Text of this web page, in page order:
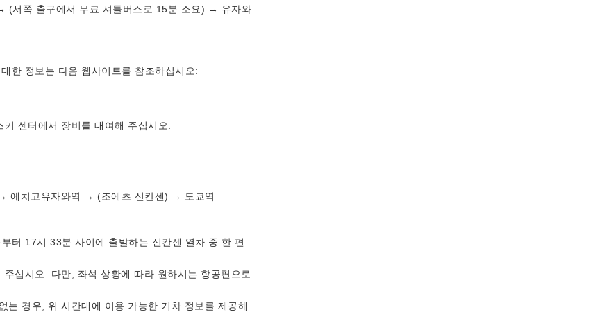
서쪽 출구에서 무료 셔틀버스로 15분 소요) → 유자와
한 정보는 다음 웹사이트를 참조하십시오:
센터에서 장비를 대여해 주십시오.
에치고유자와역 → (조에츠 신칸센) → 도쿄역
터 17시 33분 사이에 출발하는 신칸센 열차 중 한 편
십시오. 다만, 좌석 상황에 따라 원하시는 항공편으로
는 경우, 위 시간대에 이용 가능한 기차 정보를 제공해